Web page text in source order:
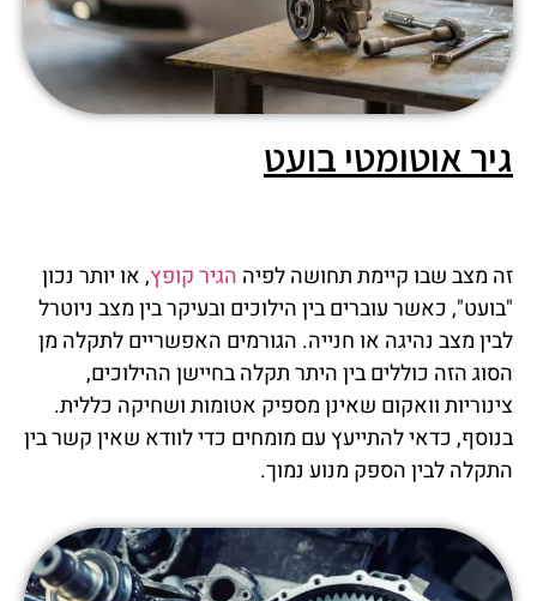
גיר אוטומטי בועט
זה מצב שבו קיימת תחושה לפיה הגיר קופץ, או יותר נכון
"בועט", כאשר עוברים בין הילוכים ובעיקר בין מצב ניוטרל
לבין מצב נהיגה או חנייה. הגורמים האפשריים לתקלה מן
הסוג הזה כוללים בין היתר תקלה בחיישן ההילוכים,
צינוריות וואקום שאינן מספיק אטומות ושחיקה כללית.
בנוסף, כדאי להתייעץ עם מומחים כדי לוודא שאין קשר בין
התקלה לבין הספק מנוע נמוך.